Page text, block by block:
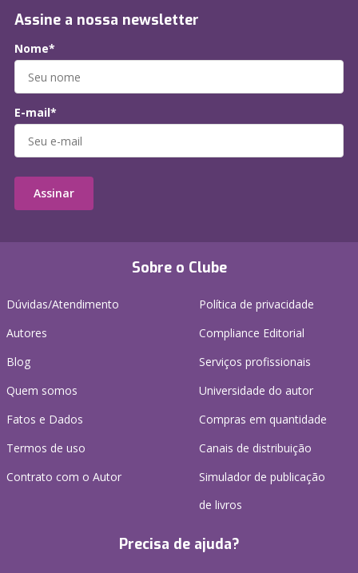
Sobre o Clube
Dúvidas/Atendimento
Autores
Blog
Quem somos
Fatos e Dados
Termos de uso
Contrato com o Autor
Política de privacidade
Compliance Editorial
Serviços profissionais
Universidade do autor
Compras em quantidade
Canais de distribuição
Simulador de publicação
de livros
Precisa de ajuda?
Assine a nossa newsletter
Nome*
E-mail*
Assinar